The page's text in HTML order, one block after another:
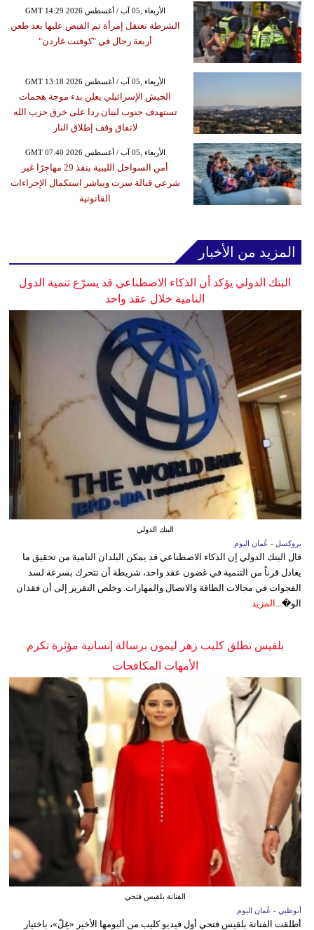
GMT 14:29 2026 الأربعاء ,05 آب / أغسطس
الشرطة تعتقل إمرأة تم القبض عليها بعد طعن
أربعة رجال في "كوفنت غاردن"
GMT 13:18 2026 الأربعاء ,05 آب / أغسطس
الجيش الإسرائيلي يعلن بدء موجة هجمات
تستهدف جنوب لبنان ردا على خرق حزب الله
لاتفاق وقف إطلاق النار
GMT 07:40 2026 الأربعاء ,05 آب / أغسطس
أمن السواحل الليبية ينقذ 29 مهاجرًا غير
شرعي قبالة سرت ويباشر استكمال الإجراءات
القانونية
المزيد من الأخبار
البنك الدولي يؤكد أن الذكاء الاصطناعي قد يسرّع تنمية الدول
النامية خلال عقد واحد
البنك الدولي
بروكسل - عُمان اليوم
قال البنك الدولي إن الذكاء الاصطناعي قد يمكن البلدان النامية من تحقيق ما
يعادل قرناً من التنمية في غضون عقد واحد، شريطة أن تتحرك بسرعة لسد
الفجوات في مجالات الطاقة والاتصال والمهارات. وخلص التقرير إلى أن فقدان
الو�...
المزيد
بلقيس تطلق كليب زهر ليمون برسالة إنسانية مؤثرة تكرم
الأمهات المكافحات
الفنانة بلقيس فتحي
أبوظبي - عُمان اليوم
أطلقت الفنانة بلقيس فتحي أول فيديو كليب من ألبومها الأخير «غِلّ»، باختيار